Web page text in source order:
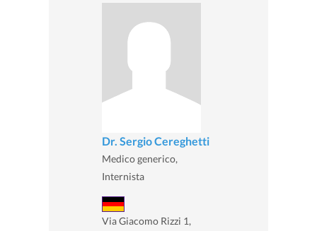
Dr. Sergio Cereghetti
Medico generico,
Internista
Via Giacomo Rizzi 1,